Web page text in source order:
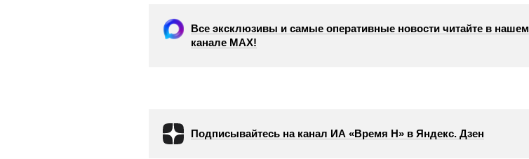
Все эксклюзивы и самые оперативные новости читайте в нашем
канале МАХ!
Подписывайтесь на канал ИА «Время Н» в Яндекс. Дзен